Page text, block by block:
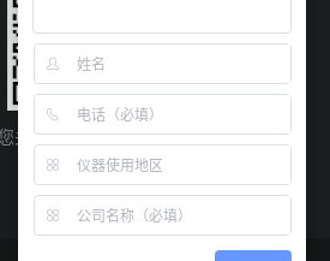
关注我们的微信公众号
了解更多信息